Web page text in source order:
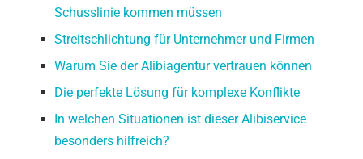
Schusslinie kommen müssen
Streitschlichtung für Unternehmer und Firmen
Warum Sie der Alibiagentur vertrauen können
Die perfekte Lösung für komplexe Konflikte
In welchen Situationen ist dieser Alibiservice
besonders hilfreich?